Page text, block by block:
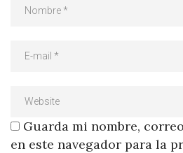
Guarda mi nombre,
en este navegador para la